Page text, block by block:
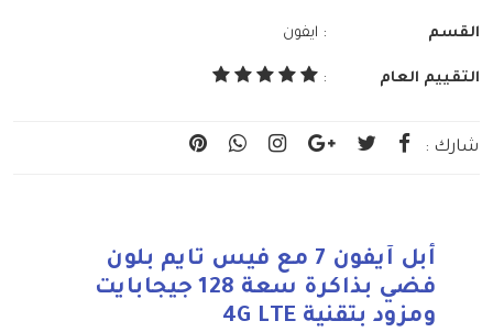
القسم : ايفون
التقييم العام :
شارك :
أبل آيفون 7 مع فيس تايم بلون
فضي بذاكرة سعة 128 جيجابايت
ومزود بتقنية 4G LTE